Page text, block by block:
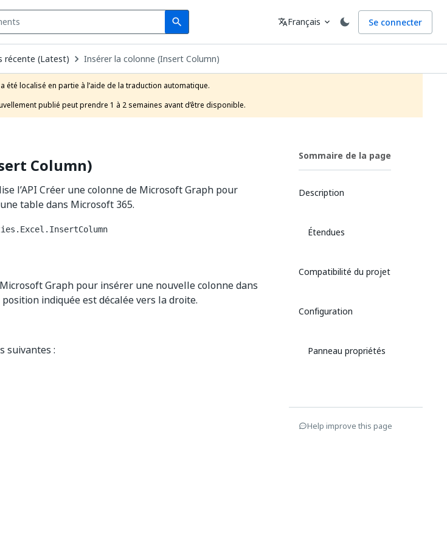
search
Search Langue
translateFrançais expand_more Se connecter
récente (Latest) Insérer la colonne (Insert Column)
été localisé en partie à l’aide de la traduction automatique.
publié peut prendre 1 à 2 semaines avant d’être disponible.
Column)
l’API Créer une colonne de Microsoft Graph pour
table dans Microsoft 365.
Microsoft Graph pour insérer une nouvelle colonne dans
indiquée est décalée vers la droite.
suivantes :
Sommaire de la page
Description
Étendues
Compatibilité du projet
Configuration
Panneau propriétés
Help improve this page